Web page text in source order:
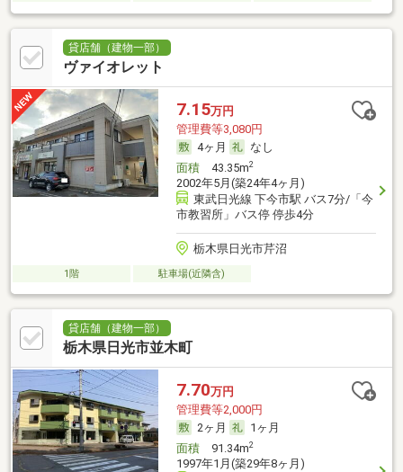
貸店舗（建物一部）
ヴァイオレット
7.15万円
管理費等3,080円
4ヶ月
なし
面積43.35m2
2002年5月(築24年4ヶ月)
東武日光線 下今市駅 バス7分/「今
市教習所」バス停 停歩4分
栃木県日光市芹沼
1階 駐車場(近隣含)
貸店舗（建物一部）
栃木県日光市並木町
7.70万円
管理費等2,000円
2ヶ月
1ヶ月
面積91.34m2
1997年1月(築29年8ヶ月)